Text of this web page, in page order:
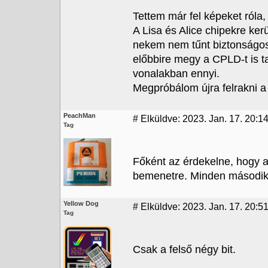
Tettem már fel képeket
A Lisa és Alice chipekre
nekem nem tűnt
előbbire megy a CPLD-t is
vonalakban ennyi.
Megpróbálom újra felrakni
PeachMan
Tag
# Elküldve: 2023. Jan. 17. 20:14
Főként az érdekelne, hogy
bemenetre. Minden
Yellow Dog
Tag
# Elküldve: 2023. Jan. 17. 20:51
Csak a felső négy bit.